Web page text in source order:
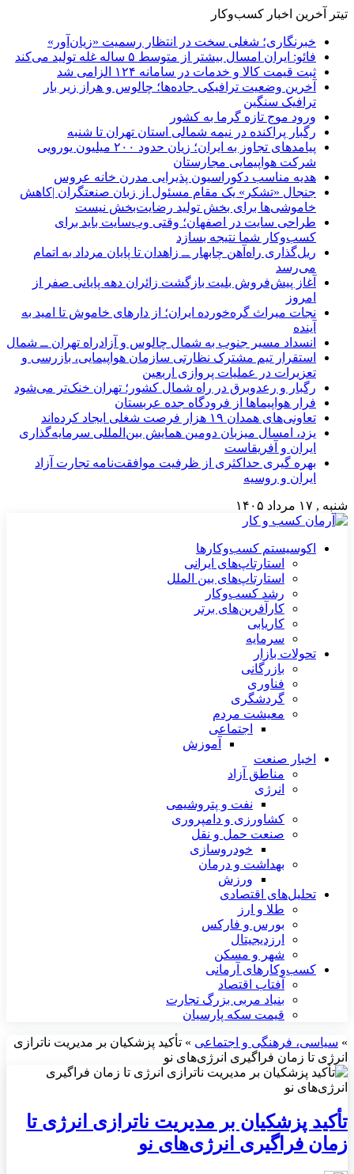
تیتر آخرین اخبار کسب‌وکار
خبرنگاری؛ شغلی سخت در انتظار رسمیت «زیان‌آور»
فائو: ایران امسال بیشتر از متوسط ۵ ساله غله تولید می‌کند
ثبت قیمت کالا و خدمات در سامانه ۱۲۴ الزامی شد
آخرین وضعیت ترافیکی جاده‌ها؛ چالوس و هراز زیر بار
ترافیک سنگین
ورود موج تازه گرما به کشور
رگبار پراکنده در نیمه شمالی استان تهران تا شنبه
پیامدهای تجاوز به ایران؛ زیان حدود ۲۰۰ میلیون یورویی
شرکت هواپیمایی مجارستان
هدیه مناسب دکوراسیون پذیرایی مدرن خانه عروس
جنجال «تشکر» یک مقام مسئول از زبان صنعتگران |کاهش
خاموشی‌ها برای بخش تولید رضایت‌بخش نیست
طراحی سایت در اصفهان؛ وقتی وب‌سایت باید برای
کسب‌وکار شما نتیجه بسازد
ریل‌گذاری راه‌آهن چابهار ــ زاهدان تا پایان مرداد به اتمام
می‌رسد
آغاز پیش‌فروش بلیت بازگشت زائران دهه پایانی صفر از
امروز
نجات میراث گره‌خورده ایران؛ از دارهای خاموش تا امید به
آینده
انسداد مسیر جنوب به شمال چالوس و آزادراه تهران ــ شمال
استقرار تیم مشترک نظارتی سازمان هواپیمایی، بازرسی و
تعزیرات در عملیات پروازی اربعین
رگبار و رعدوبرق در راه شمال کشور؛ تهران خنک‌تر می‌شود
فرار هواپیماها از فرودگاه جده عربستان
تعاونی‌های همدان ۱۹ هزار فرصت شغلی ایجاد کرده‌اند
یزد، امسال میزبان دومین همایش بین‌المللی سرمایه‌گذاری
ایران و آفریقاست
بهره گیری حداکثری از ظرفیت موافقت‌نامه تجارت آزاد
ایران و روسیه
شنبه , ۱۷ مرداد ۱۴۰۵
اکوسیستم کسب‌وکارها
استارتاپ‌های ایرانی
استارتاپ‌های بین الملل
رشد کسب‌وکار
کارآفرین‌های برتر
کاریابی
سرمایه
تحولات بازار
بازرگانی
فناوری
گردشگری
معیشت مردم
اجتماعی
آموزش
اخبار صنعت
مناطق آزاد
انرژی
نفت و پتروشیمی
کشاورزی و دامپروری
صنعت حمل و نقل
خودروسازی
بهداشت و درمان
ورزش
تحلیل‌های اقتصادی
طلا و ارز
بورس و فارکس
ارزدیجیتال
شهر و مسکن
کسب‌وکارهای آرمانی
آفتاب اقتصاد
بنیاد مربی بزرگ تجارت
قیمت سکه پارسیان
» سیاسی، فرهنگی و اجتماعی » تأکید پزشکیان بر مدیریت ناترازی
انرژی تا زمان فراگیری انرژی‌های نو
تأکید پزشکیان بر مدیریت ناترازی انرژی تا
زمان فراگیری انرژی‌های نو